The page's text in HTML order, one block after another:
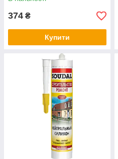
374 ₴
Купити